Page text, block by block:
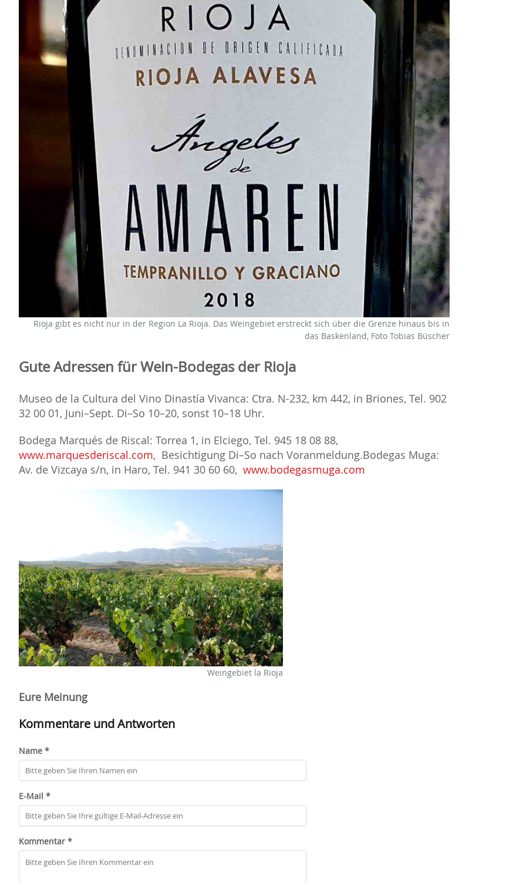
Rioja gibt es nicht nur in der Region La Rioja. Das Weingebiet erstreckt sich über die Grenze hinaus bis in
das Baskenland, Foto Tobias Büscher
Gute Adressen für Wein-Bodegas der Rioja
Museo de la Cultura del Vino Dinastía Vivanca: Ctra. N-232, km 442, in Briones, Tel. 902
32 00 01, Juni–Sept. Di–So 10–20, sonst 10–18 Uhr.
Bodega Marqués de Riscal: Torrea 1, in Elciego, Tel. 945 18 08 88,
www.marquesderiscal.com, Besichtigung Di–So nach Voranmeldung.Bodegas Muga:
Av. de Vizcaya s/n, in Haro, Tel. 941 30 60 60, www.bodegasmuga.com
Weingebiet la Rioja
Eure Meinung
Kommentare und Antworten
Name *
E-Mail *
Kommentar *